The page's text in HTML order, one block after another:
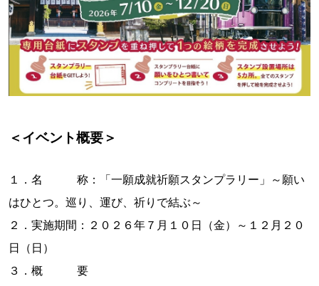
＜イベント概要＞
１．名 称：「一願成就祈願スタンプラリー」～願い
はひとつ。巡り、運び、祈りで結ぶ～
２．実施期間：２０２６年７月１０日（金）～１２月２０
日（日）
３．概 要